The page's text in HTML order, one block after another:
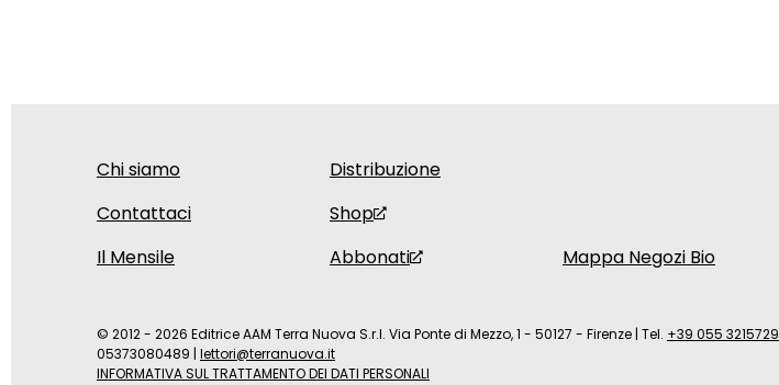
Chi siamo
Contattaci
Il Mensile
Distribuzione
Shop
Abbonati
Mappa Negozi Bio
© 2012 - 2026 Editrice AAM Terra Nuova S.r.l. Via Ponte di Mezzo, 1 - 50127 - Firenze | Tel. +39 055 3215729
05373080489 | lettori@terranuova.it
INFORMATIVA SUL TRATTAMENTO DEI DATI PERSONALI